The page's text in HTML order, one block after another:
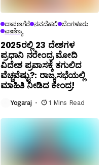
ದಾವಣಗೆರೆ ನವದೆಹಲಿ ಬೆಂಗಳೂರು
ವಾಣಿಜ್ಯ
2025ರಲ್ಲಿ 23 ದೇಶಗಳ
ಪ್ರಧಾನಿ ನರೇಂದ್ರ ಮೋದಿ
ವಿದೇಶ ಪ್ರವಾಸಕ್ಕೆ ತಗುಲಿದ
ವೆಚ್ಚವೆಷ್ಟು?: ರಾಜ್ಯಸಭೆಯಲ್ಲಿ
ಮಾಹಿತಿ ನೀಡಿದ ಕೇಂದ್ರ!
Yogaraj 1 Mins Read